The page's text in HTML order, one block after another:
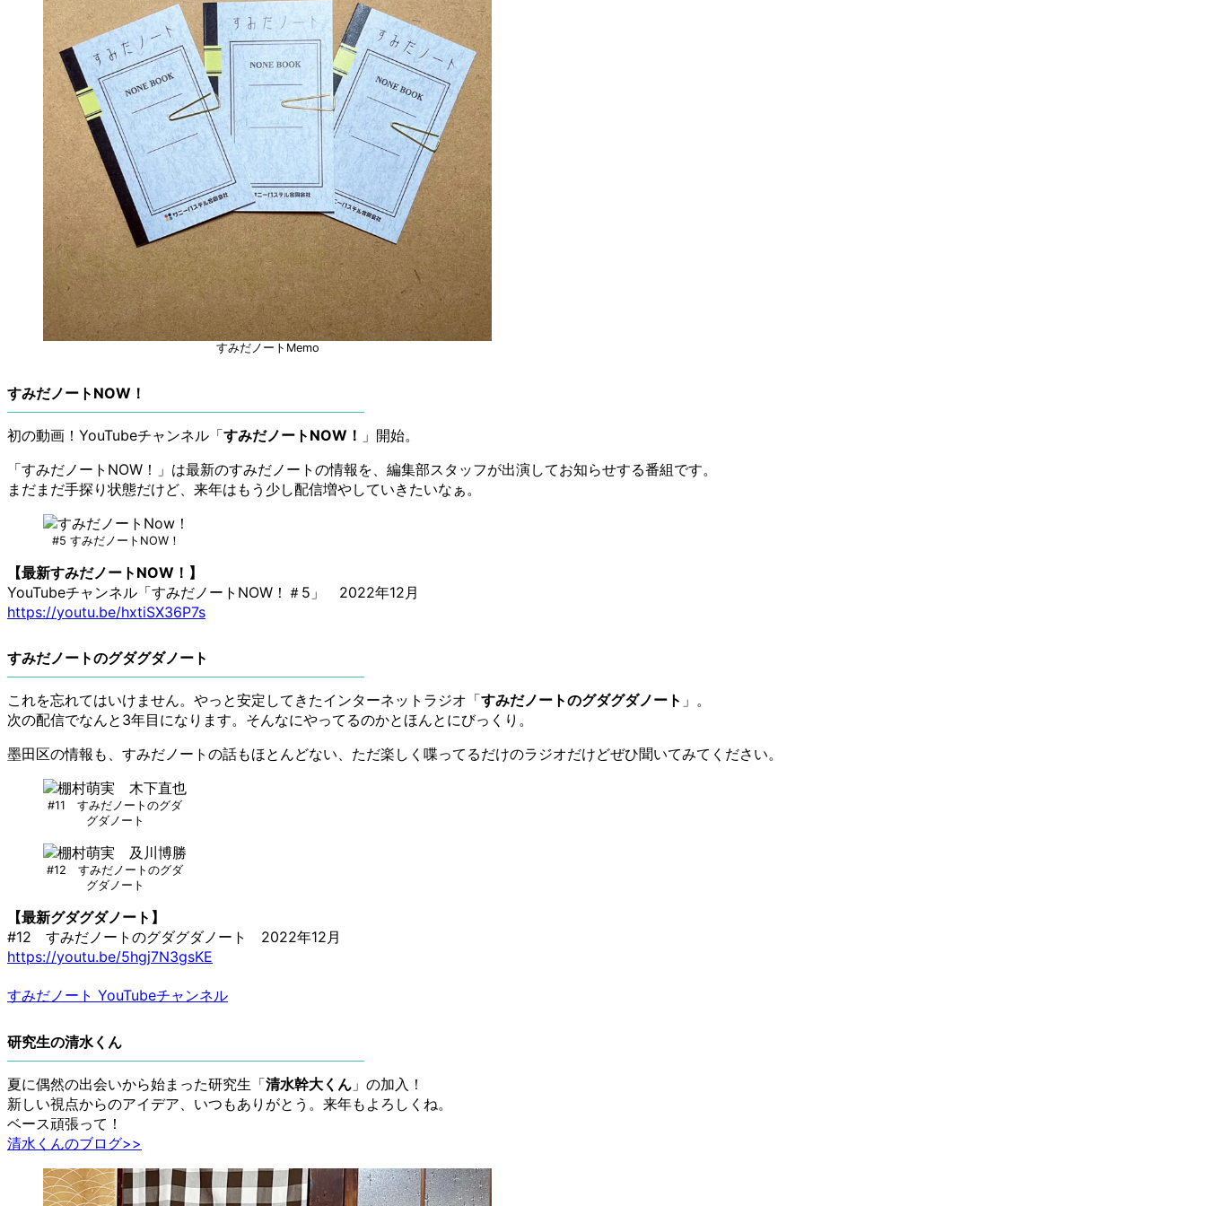
すみだノートMemo
すみだノートNOW！
初の動画！YouTubeチャンネル「すみだノートNOW！ 」開始。
「すみだノートNOW！」は最新のすみだノートの情報を、編集部スタッフが出演してお知らせする番組です。
まだまだ手探り状態だけど、来年はもう少し配信増やしていきたいなぁ。
#5 すみだノートNOW！
【最新すみだノートNOW！】
YouTubeチャンネル「すみだノートNOW！＃5」 2022年12月
https://youtu.be/hxtiSX36P7s
すみだノートのグダグダノート
これを忘れてはいけません。やっと安定してきたインターネットラジオ「すみだノートのグダグダノート 」。
次の配信でなんと3年目になります。そんなにやってるのかとほんとにびっくり。
墨田区の情報も、すみだノートの話もほとんどない、ただ楽しく喋ってるだけのラジオだけどぜひ聞いてみてください。
#11 すみだノートのグダ
グダノート
#12 すみだノートのグダ
グダノート
【最新グダグダノート】
#12 すみだノートのグダグダノート 2022年12月
https://youtu.be/5hgj7N3gsKE
すみだノート YouTubeチャンネル
研究生の清水くん
夏に偶然の出会いから始まった研究生「清水幹大くん 」の加入！
新しい視点からのアイデア、いつもありがとう。来年もよろしくね。
ベース頑張って！
清水くんのブログ>>